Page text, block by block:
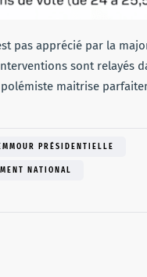
pas apprécié par la
sont relayés
polémiste maitrise
PRÉSIDENTIELLE
NATIONAL